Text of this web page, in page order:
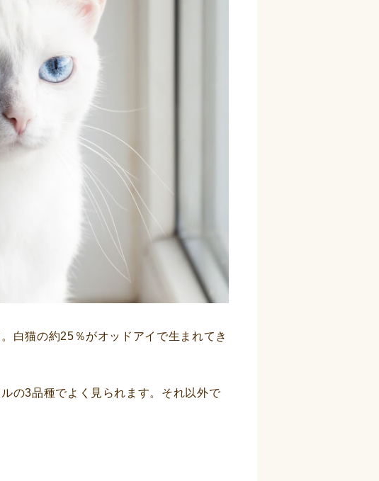
白猫の約25％がオッドアイで生まれてき
の3品種でよく見られます。それ以外で